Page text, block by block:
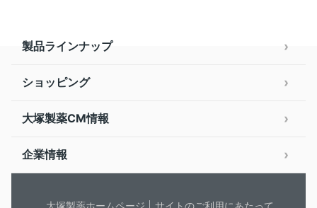
製品ラインナップ
ショッピング
大塚製薬CM情報
企業情報